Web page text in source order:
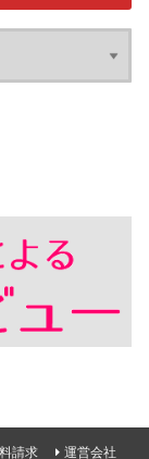
請求 運営会社